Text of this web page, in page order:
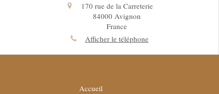
170 rue de la Carreterie
84000 Avignon
France
Afficher le téléphone
Accueil